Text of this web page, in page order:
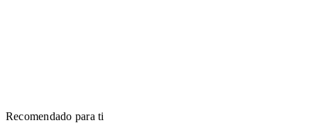
Recomendado para ti